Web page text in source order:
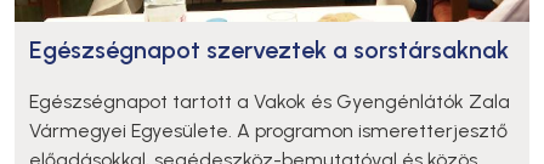
Egészségnapot szerveztek a sorstársaknak
Egészségnapot tartott a Vakok és Gyengénlátók Zala
Vármegyei Egyesülete. A programon ismeretterjesztő